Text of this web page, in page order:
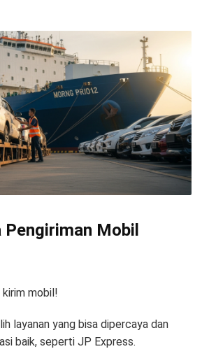
Mobil
kirim mobil!
layanan yang bisa dipercaya dan
baik, seperti JP Express.